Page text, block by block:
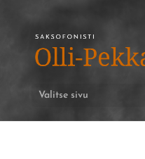
Valitse sivu